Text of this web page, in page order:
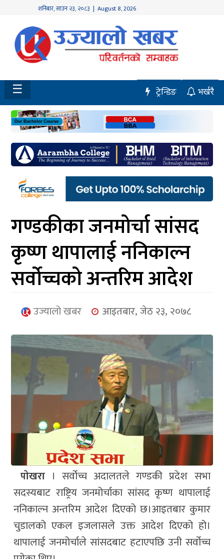
शनिबार,साउन २३, २०८३ | August 8, 2026
होमपेज
नवलपुर
विशेष
मध्य
नेपाल
चितवन
सेरोफेरो
समाचार
आर्थिक
मनोरञ्जन
खेलकुद
प्रबास
युनिकोड
☰ भर्खरै
ट्रेन्डिङ
गण्डकीका जनमोर्चा सांसद
कृष्ण थापालाई ननिकाल्न
सर्वोच्चको अन्तरिम आदेश
उज्यालो खबर आइतबार, जेठ २३, २०७८
पाेखरा। सर्वोच्च अदालतले गण्डकी प्रदेश सभा
सदस्यबाट राष्ट्रिय जनमोर्चाका सांसद कृष्ण थापालाई
ननिकाल्न अन्तरिम आदेश दिएको छ।आइतबार कुमार
चुडालको एकल इजलासले उक्त आदेश दिएको हो।
थापालाई जनमोर्चाले सांसदबाट हटाएपछि उनी सर्वोच्च